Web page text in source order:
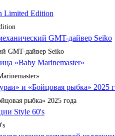
GMT-дайвер Seiko
рыбка» 2025 года